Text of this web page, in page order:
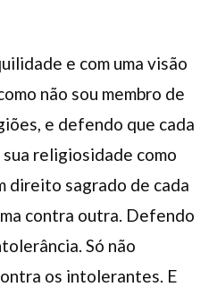
e com uma visão
não sou membro de
e defendo que cada
religiosidade como
direito sagrado de cada
contra outra. Defendo
Só não
os intolerantes. E